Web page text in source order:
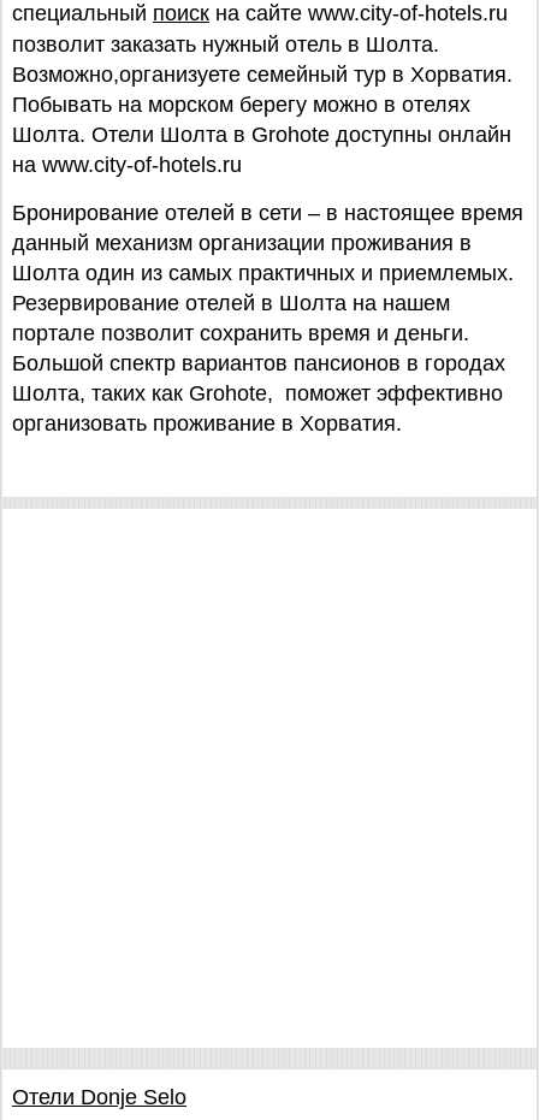
специальный поиск на сайте www.city-of-hotels.ru
позволит заказать нужный отель в Шолта.
Возможно,организуете семейный тур в Хорватия.
Побывать на морском берегу можно в отелях
Шолта. Отели Шолта в Grohote доступны онлайн
на www.city-of-hotels.ru
Бронирование отелей в сети – в настоящее время
данный механизм организации проживания в
Шолта один из самых практичных и приемлемых.
Резервирование отелей в Шолта на нашем
портале позволит сохранить время и деньги.
Большой спектр вариантов пансионов в городах
Шолта, таких как Grohote, поможет эффективно
организовать проживание в Хорватия.
Отели Donje Selo